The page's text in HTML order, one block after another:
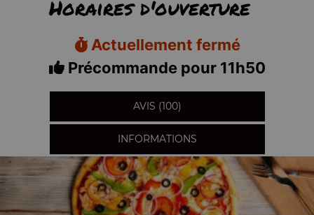
Horaires d'ouverture
Actuellement fermé
Précommande pour 11h50
AVIS (100)
INFORMATIONS